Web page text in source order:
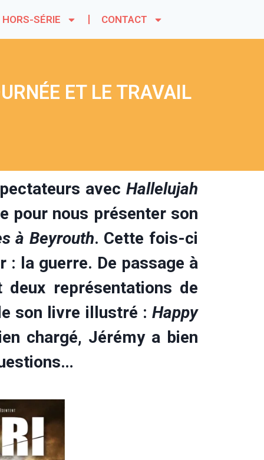
HORS-SÉRIE CONTACT
ET LE TRAVAIL
avec Hallelujah
pour nous présenter son
à Beyrouth. Cette fois-ci
: la guerre. De passage à
deux représentations de
son livre illustré : Happy
chargé, Jérémy a bien